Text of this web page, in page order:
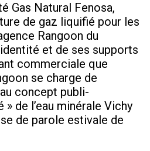
Gas Natural Fenosa,
de gaz liquifié pour les
Rangoon du
et de ses supports
commerciale que
se charge de
concept publi-
de l’eau minérale Vichy
de parole estivale de